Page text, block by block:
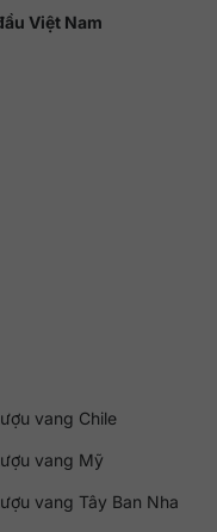
Việt Nam
vang Chile
vang Mỹ
vang Tây Ban Nha